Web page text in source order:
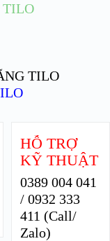
TILO
HỖ TRỢ
KỸ THUẬT
0389 004 041
/ 0932 333
411 (Call/
Zalo)